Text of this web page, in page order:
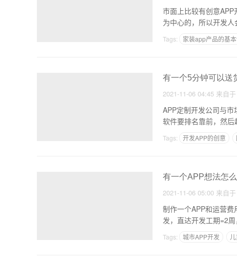
市面上比较有创意APP开发企业现在选择
为中心的，所以开发
Tags: 家装app产品的基
有一个5分钟可以送
2021-11-06 04:45 来自于
APP定制开发公司与市场现状是
软件要排名靠前，然
Tags: 开发APP的创意
有一个APP想法怎
2021-11-06 05:00 来自于
制作一个APP和运营
发，直达开发工期=2
Tags: 城市APP开发